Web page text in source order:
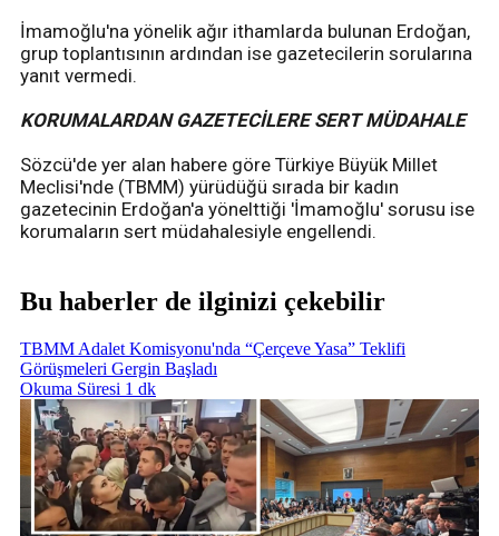
İmamoğlu'na yönelik ağır ithamlarda bulunan Erdoğan,
grup toplantısının ardından ise gazetecilerin sorularına
yanıt vermedi.
KORUMALARDAN GAZETECİLERE SERT MÜDAHALE
Sözcü'de yer alan habere göre Türkiye Büyük Millet
Meclisi'nde (TBMM) yürüdüğü sırada bir kadın
gazetecinin Erdoğan'a yönelttiği 'İmamoğlu' sorusu ise
korumaların sert müdahalesiyle engellendi.
Bu haberler de ilginizi çekebilir
TBMM Adalet Komisyonu'nda “Çerçeve Yasa” Teklifi
Görüşmeleri Gergin Başladı
Okuma Süresi 1 dk